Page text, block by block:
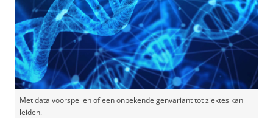
Met data voorspellen of een onbekende genvariant tot ziektes kan
leiden.